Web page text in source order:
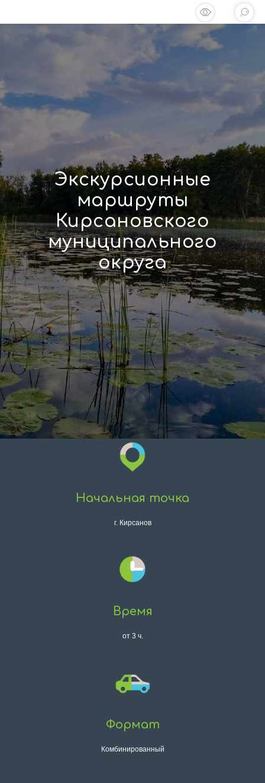
Экскурсионные
маршруты
Кирсановского
муниципального
округа
Начальная точка
г. Кирсанов
Время
от 3 ч.
Формат
Комбинированный